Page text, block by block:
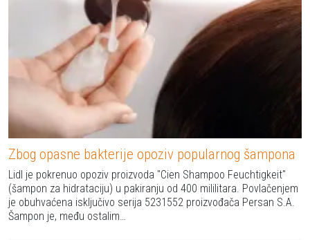
Zbog opasne bakterije opoziv popularnog šampona
Lidl je pokrenuo opoziv proizvoda "Cien Shampoo Feuchtigkeit"
(šampon za hidrataciju) u pakiranju od 400 mililitara. Povlačenjem
je obuhvaćena isključivo serija 5231552 proizvođača Persan S.A.
Šampon je, među ostalim…